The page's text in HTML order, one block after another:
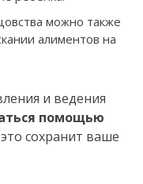
можно также
алиментов на
и ведения
помощью
сохранит ваше